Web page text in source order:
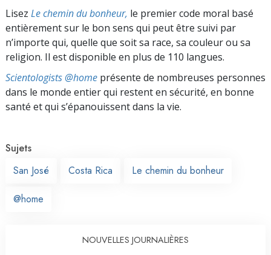
Lisez Le chemin du bonheur, le premier code moral basé
entièrement sur le bon sens qui peut être suivi par
n’importe qui, quelle que soit sa race, sa couleur ou sa
religion. Il est disponible en plus de 110 langues.
Scientologists @home présente de nombreuses personnes
dans le monde entier qui restent en sécurité, en bonne
santé et qui s’épanouissent dans la vie.
Sujets
San José
Costa Rica Le chemin du bonheur
@home
NOUVELLES JOURNALIÈRES